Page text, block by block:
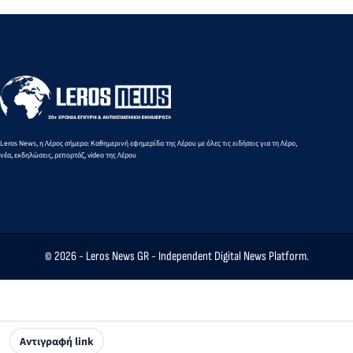
να το
κόψουμε»
απώλεια του
Αντιγραφή link
Leros News, η Λέρος σήμερα: Καθημερινή εφημερίδα της Λέρου με όλες τις ειδήσεις για τη Λέρο,
νέα, εκδηλώσεις, ρεπορτάζ, video της Λέρου
© 2026 - Leros News GR- Independent Digital News Platform.